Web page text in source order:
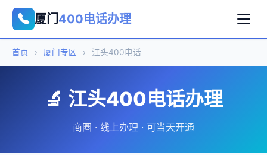
厦门400电话办理
首页 › 厦门专区 › 江头400电话
🔬 江头400电话办理
商圈 · 线上办理 · 可当天开通